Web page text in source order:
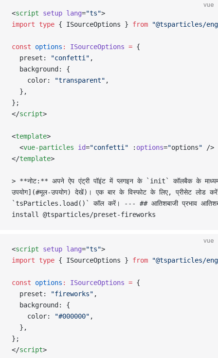
vue
<script setup lang="ts">
import type { ISourceOptions } from "@tsparticles/
const options : ISourceOptions = {
  preset:
"confetti" ,
  background: {
    color:
"transparent" ,
  },
};
</script>
<template>
  <
vue-particles id="confetti" : options="options" />
</template>
> **नोट:** अपने ऐप एंट्री पॉइंट में प्लगइन के `init` कॉलबैक के
उपयोग](#मूल-उपयोग) देखें)। एक बार के विस्फोट के लिए, प्रीसेट लोड करें
`tsParticles.load()` कॉल करें। --- ## आतिशबाजी प्रभाव
install @tsparticles/preset-fireworks
vue
<script setup lang="ts">
import type { ISourceOptions } from "@tsparticles/
const options : ISourceOptions = {
  preset:
"fireworks" ,
  background: {
    color:
"#000000" ,
  },
};
</script>